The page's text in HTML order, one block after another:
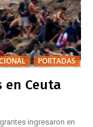
PORTADAS
en Ceuta
ingresaron en